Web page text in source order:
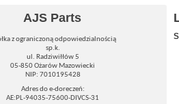
AJS Parts
z ograniczoną odpowiedzialnością
sp.k.
ul. Radziwiłłów 5
05-850 Ożarów Mazowiecki
NIP: 7010195428
Adres do e-doreczeń:
AE:PL-94035-75600-DIVCS-31